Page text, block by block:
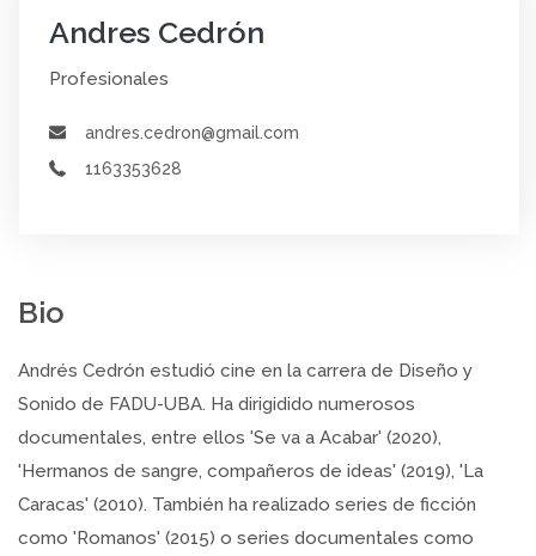
Andres Cedrón
Profesionales
andres.cedron@gmail.com
1163353628
Bio
Andrés Cedrón estudió cine en la carrera de Diseño y
Sonido de FADU-UBA. Ha dirigidido numerosos
documentales, entre ellos 'Se va a Acabar' (2020),
'Hermanos de sangre, compañeros de ideas' (2019), 'La
Caracas' (2010). También ha realizado series de ficción
como 'Romanos' (2015) o series documentales como